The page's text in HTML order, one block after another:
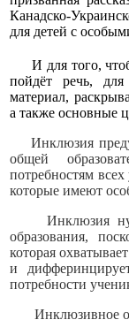
Канадско-
для детей с
И для того,
пойдёт речь,
материал,
а также основные
Инклюзия
общей
потребностям
которые имеют
Инклюзия
образования,
которая
и
потребности
Инклюзивное